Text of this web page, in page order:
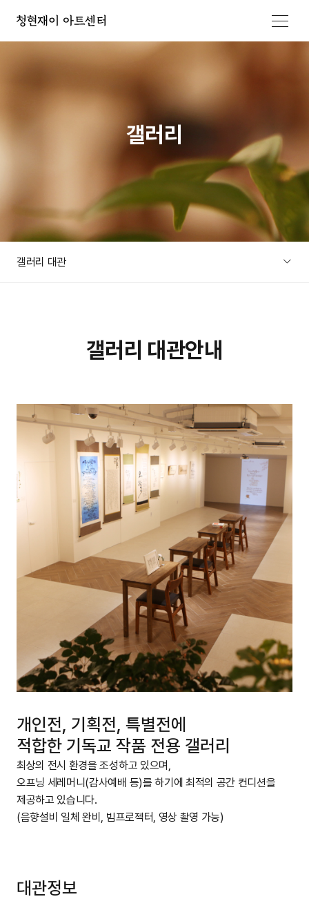
메뉴 열기
갤러리
갤러리 대관
갤러리 대관안내
개인전, 기획전, 특별전에
적합한 기독교 작품 전용 갤러리
최상의 전시 환경을 조성하고 있으며,
오프닝 세레머니(감사예배 등)를 하기에 최적의 공간 컨디션을
제공하고 있습니다.
(음향설비 일체 완비, 빔프로젝터, 영상 촬영 가능)
대관정보